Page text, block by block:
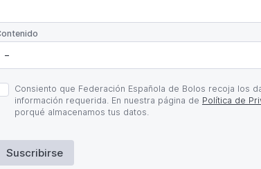
Política
Privacidad
Consiento que Federación Española de Bolos recoja los
información requerida. En nuestra página de Política de
porqué almacenamos tus datos.
Suscribirse